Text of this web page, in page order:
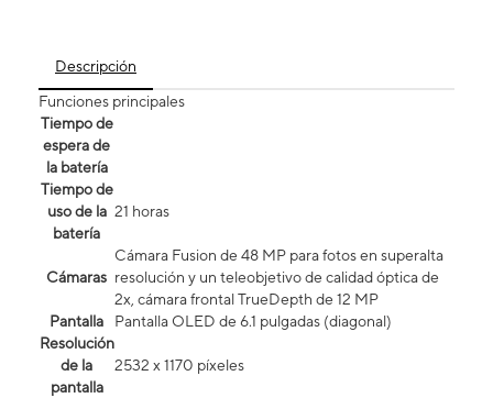
Descripción
Funciones principales
Tiempo de
espera de
la batería
Tiempo de
uso de la
batería
21 horas
Cámaras
Cámara Fusion de 48 MP para fotos en superalta
resolución y un teleobjetivo de calidad óptica de
2x, cámara frontal TrueDepth de 12 MP
Pantalla
Pantalla OLED de 6.1 pulgadas (diagonal)
Resolución
de la
pantalla
2532 x 1170 píxeles